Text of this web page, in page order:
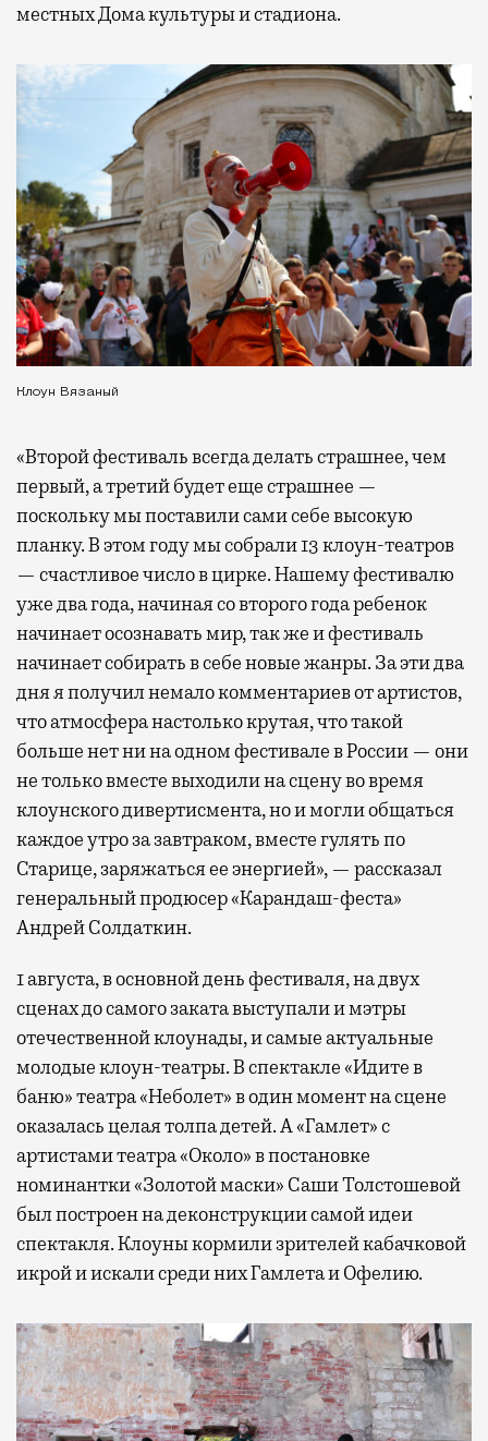
местных Дома культуры и стадиона.
Клоун Вязаный
«Второй фестиваль всегда делать страшнее, чем
первый, а третий будет еще страшнее —
поскольку мы поставили сами себе высокую
планку. В этом году мы собрали 13 клоун-театров
— счастливое число в цирке. Нашему фестивалю
уже два года, начиная со второго года ребенок
начинает осознавать мир, так же и фестиваль
начинает собирать в себе новые жанры. За эти два
дня я получил немало комментариев от артистов,
что атмосфера настолько крутая, что такой
больше нет ни на одном фестивале в России — они
не только вместе выходили на сцену во время
клоунского дивертисмента, но и могли общаться
каждое утро за завтраком, вместе гулять по
Старице, заряжаться ее энергией», — рассказал
генеральный продюсер «Карандаш-феста»
Андрей Солдаткин.
1 августа, в основной день фестиваля, на двух
сценах до самого заката выступали и мэтры
отечественной клоунады, и самые актуальные
молодые клоун-театры. В спектакле «Идите в
баню» театра «Неболет» в один момент на сцене
оказалась целая толпа детей. А «Гамлет» с
артистами театра «Около» в постановке
номинантки «Золотой маски» Саши Толстошевой
был построен на деконструкции самой идеи
спектакля. Клоуны кормили зрителей кабачковой
икрой и искали среди них Гамлета и Офелию.